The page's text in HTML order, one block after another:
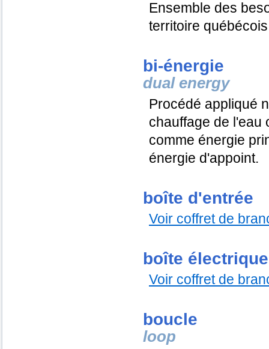
Ensemble des
territoire
bi-énergie
dual energy
Procédé appliqué
chauffage de l'eau
comme énergie
énergie d'appoint.
boîte d'entrée
Voir coffret de
boîte électrique
Voir coffret de
boucle
loop